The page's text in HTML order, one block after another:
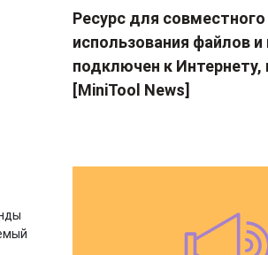
Ресурс для совместного
использования файлов и
подключен к Интернету,
[MiniTool News]